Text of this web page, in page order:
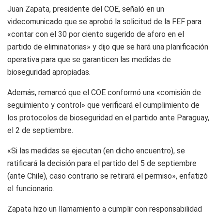
Juan Zapata, presidente del COE, señaló en un
videcomunicado que se aprobó la solicitud de la FEF para
«contar con el 30 por ciento sugerido de aforo en el
partido de eliminatorias» y dijo que se hará una planificación
operativa para que se garanticen las medidas de
bioseguridad apropiadas.
Además, remarcó que el COE conformó una «comisión de
seguimiento y control» que verificará el cumplimiento de
los protocolos de bioseguridad en el partido ante Paraguay,
el 2 de septiembre.
«Si las medidas se ejecutan (en dicho encuentro), se
ratificará la decisión para el partido del 5 de septiembre
(ante Chile), caso contrario se retirará el permiso», enfatizó
el funcionario.
Zapata hizo un llamamiento a cumplir con responsabilidad